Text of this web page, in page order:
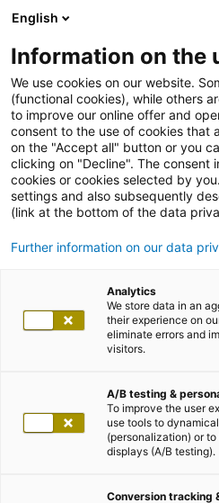
English
Information on the
We use cookies on our website.
(functional cookies), while others
to improve our online offer and
consent to the use of cookies that
on the "Accept all" button or you
clicking on "Decline". The consent
cookies or cookies selected by
settings and also subsequently
(link at the bottom of the data
Further information on our data
Analytics
We store data in an
their experience on
eliminate errors and
visitors.
A/B testing &
To improve the user
use tools to
(personalization) or
displays (A/B testing).
Conversion tracking